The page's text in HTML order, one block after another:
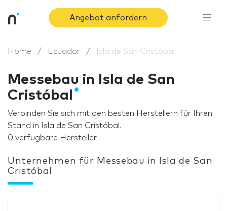
Angebot anfordern
Home Ecuador Isla de San Cristóbal
Messebau in Isla de San
Cristóbal
Verbinden Sie sich mit den besten Herstellern für Ihren
Stand in Isla de San Cristóbal.
0 verfügbare Hersteller
Unternehmen für Messebau in Isla de San
Cristóbal